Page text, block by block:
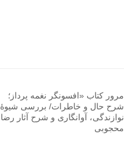
مرور کتاب «افسونگر نغمه پرداز؛
شرح حال و خاطرات/ بررسی شیوۀ
نوازندگی، آوانگاری و شرح آثار رضا
محجوبی